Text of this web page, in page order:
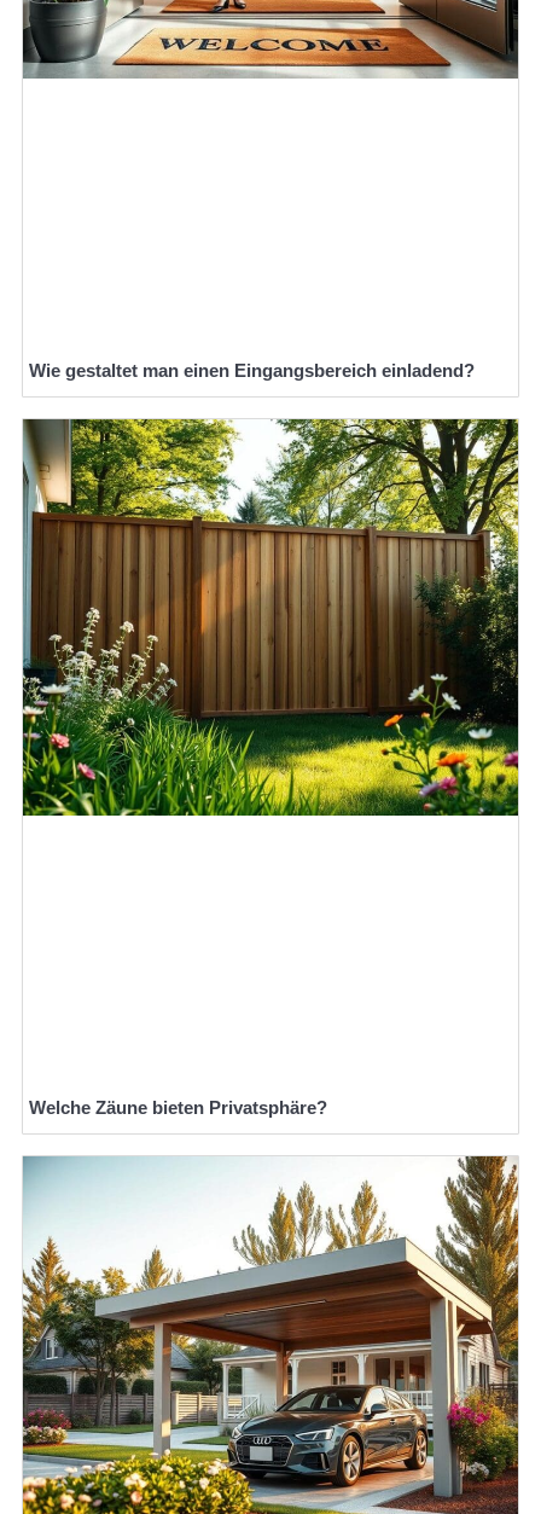
Wie gestaltet man einen Eingangsbereich einladend?
Welche Zäune bieten Privatsphäre?